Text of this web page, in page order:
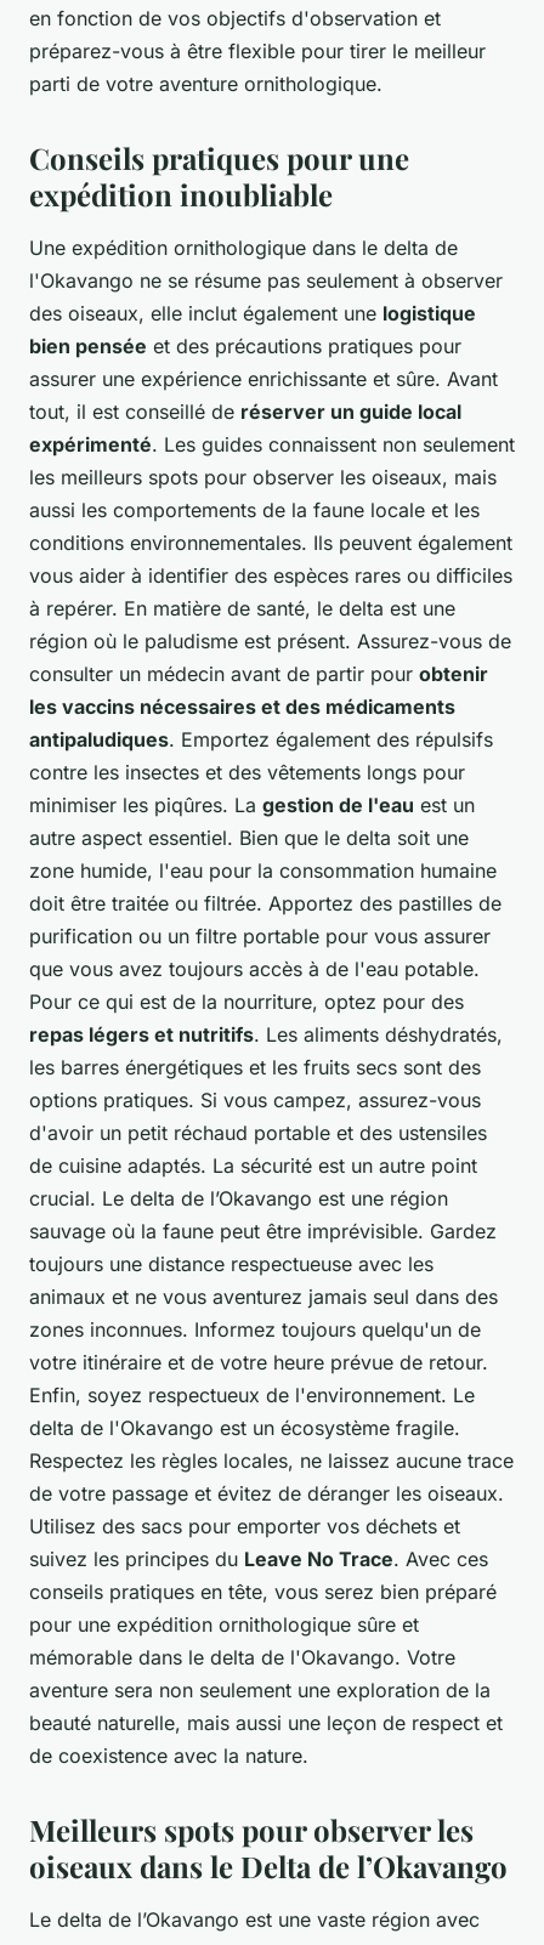
en fonction de vos objectifs d'observation et
préparez-vous à être flexible pour tirer le meilleur
parti de votre aventure ornithologique.
Conseils pratiques pour une
expédition inoubliable
Une expédition ornithologique dans le delta de
l'Okavango ne se résume pas seulement à observer
des oiseaux, elle inclut également une logistique
bien pensée et des précautions pratiques pour
assurer une expérience enrichissante et sûre. Avant
tout, il est conseillé de réserver un guide local
expérimenté. Les guides connaissent non seulement
les meilleurs spots pour observer les oiseaux, mais
aussi les comportements de la faune locale et les
conditions environnementales. Ils peuvent également
vous aider à identifier des espèces rares ou difficiles
à repérer. En matière de santé, le delta est une
région où le paludisme est présent. Assurez-vous de
consulter un médecin avant de partir pour obtenir
les vaccins nécessaires et des médicaments
antipaludiques. Emportez également des répulsifs
contre les insectes et des vêtements longs pour
minimiser les piqûres. La gestion de l'eau est un
autre aspect essentiel. Bien que le delta soit une
zone humide, l'eau pour la consommation humaine
doit être traitée ou filtrée. Apportez des pastilles de
purification ou un filtre portable pour vous assurer
que vous avez toujours accès à de l'eau potable.
Pour ce qui est de la nourriture, optez pour des
repas légers et nutritifs. Les aliments déshydratés,
les barres énergétiques et les fruits secs sont des
options pratiques. Si vous campez, assurez-vous
d'avoir un petit réchaud portable et des ustensiles
de cuisine adaptés. La sécurité est un autre point
crucial. Le delta de l’Okavango est une région
sauvage où la faune peut être imprévisible. Gardez
toujours une distance respectueuse avec les
animaux et ne vous aventurez jamais seul dans des
zones inconnues. Informez toujours quelqu'un de
votre itinéraire et de votre heure prévue de retour.
Enfin, soyez respectueux de l'environnement. Le
delta de l'Okavango est un écosystème fragile.
Respectez les règles locales, ne laissez aucune trace
de votre passage et évitez de déranger les oiseaux.
Utilisez des sacs pour emporter vos déchets et
suivez les principes du Leave No Trace. Avec ces
conseils pratiques en tête, vous serez bien préparé
pour une expédition ornithologique sûre et
mémorable dans le delta de l'Okavango. Votre
aventure sera non seulement une exploration de la
beauté naturelle, mais aussi une leçon de respect et
de coexistence avec la nature.
Meilleurs spots pour observer les
oiseaux dans le Delta de l’Okavango
Le delta de l’Okavango est une vaste région avec